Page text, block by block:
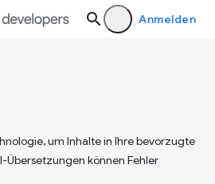
Anmelden
um Inhalte in Ihre bevorzugte
Übersetzungen können Fehler